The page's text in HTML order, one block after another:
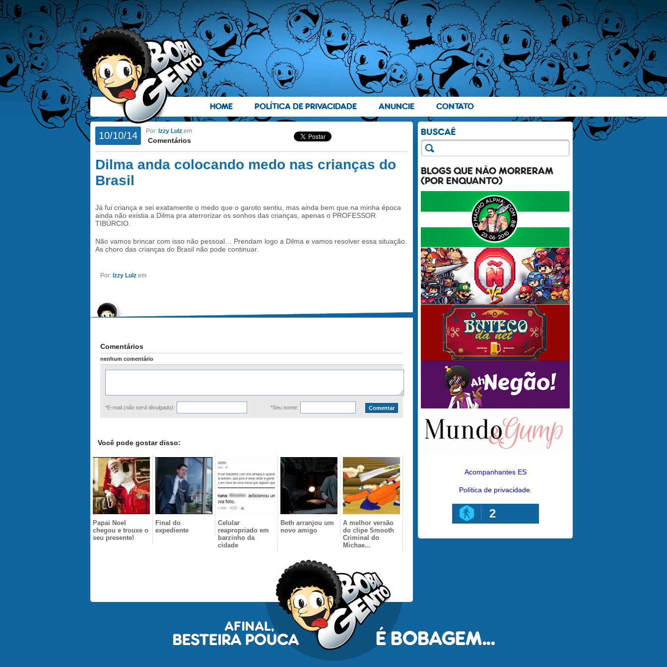
HOME POLÍTICA DE PRIVACIDADE ANUNCIE CONTATO
10/10/14 Por: Izzy Lulz em
Comentários
Dilma anda colocando medo nas crianças do
Brasil
Já fui criança e sei exatamente o medo que o garoto sentiu, mas ainda bem que na minha época
ainda não existia a Dilma pra aterrorizar os sonhos das crianças, apenas o PROFESSOR
TIBÚRCIO.
Não vamos brincar com isso não pessoal… Prendam logo a Dilma e vamos resolver essa situação.
As choro das crianças do Brasil não pode continuar.
Por: Izzy Lulz em
Comentários
nenhum comentário
*E-mail (não será divulgado): *Seu nome:
Você pode gostar disso:
Papai Noel
chegou e trouxe o
seu presente!
Final do
expediente
Celular
reapropriado em
barzinho da
cidade
Beth arranjou um
novo amigo
A melhor versão
do clipe Smooth
Criminal do
Michae...
BLOGS QUE NÃO MORRERAM
(POR ENQUANTO)
Acompanhantes ES
Política de privacidade.
2